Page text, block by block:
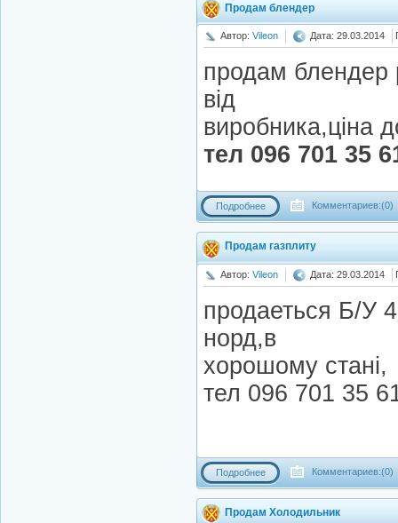
Продам блендер
Автор: Vileon Дата: 29.03.2014
продам блендер
вiд
виробника,цiна
тел 096 701 35
Подробнее Комментариев:(0)
Продам газплиту
Автор: Vileon Дата: 29.03.2014
продаеться Б/У
норд,в
хорошому станi,
тел 096 701 35
Подробнее Комментариев:(0)
Продам Холодильник